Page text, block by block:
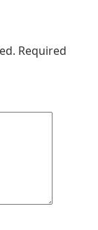
Required